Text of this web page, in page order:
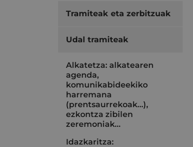
Tramiteak eta zerbitzuak
Udal tramiteak
Alkatetza: alkatearen
agenda,
komunikabideekiko
harremana
(prentsaurrekoak...),
ezkontza zibilen
zeremoniak…
Idazkaritza: